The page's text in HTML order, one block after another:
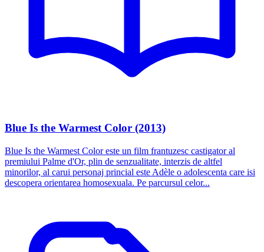
Blue Is the Warmest Color (2013)
Blue Is the Warmest Color este un film frantuzesc castigator al
premiului Palme d'Or, plin de senzualitate, interzis de altfel
minorilor, al carui personaj princial este Adèle o adolescenta care isi
descopera orientarea homosexuala. Pe parcursul celor...